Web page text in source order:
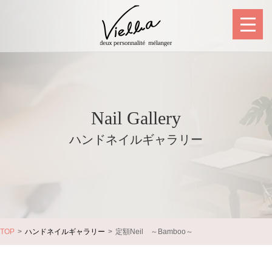
Nail Gallery
ハンドネイルギャラリー
TOP ハンドネイルギャラリー 定額Neil ～Bamboo～